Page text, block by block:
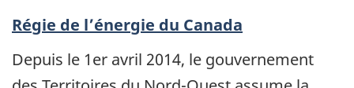
Régie de l’énergie du Canada
Depuis le 1er avril 2014, le gouvernement